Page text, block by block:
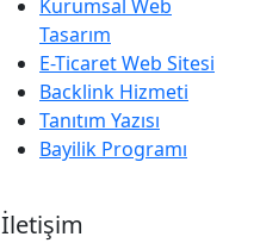
Kurumsal Web
Tasarım
E-Ticaret Web Sitesi
Backlink Hizmeti
Tanıtım Yazısı
Bayilik Programı
İletişim